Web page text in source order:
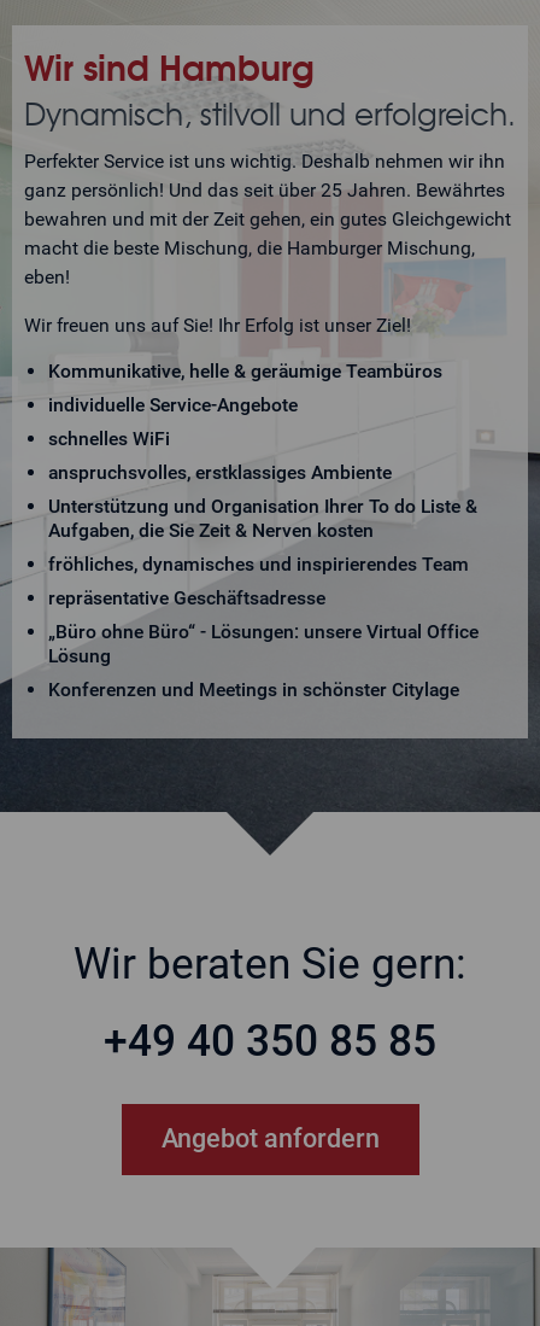
Wir sind Hamburg
Dynamisch, stilvoll und erfolgreich.
Perfekter Service ist uns wichtig. Deshalb nehmen wir ihn
ganz persönlich! Und das seit über 25 Jahren. Bewährtes
bewahren und mit der Zeit gehen, ein gutes Gleichgewicht
macht die beste Mischung, die Hamburger Mischung,
eben!
Wir freuen uns auf Sie! Ihr Erfolg ist unser Ziel!
Kommunikative, helle & geräumige Teambüros
individuelle Service-Angebote
schnelles WiFi
anspruchsvolles, erstklassiges Ambiente
Unterstützung und Organisation Ihrer To do Liste &
Aufgaben, die Sie Zeit & Nerven kosten
fröhliches, dynamisches und inspirierendes Team
repräsentative Geschäftsadresse
„Büro ohne Büro“ - Lösungen: unsere Virtual Office
Lösung
Konferenzen und Meetings in schönster Citylage
Wir beraten Sie gern:
+49 40 350 85 85
Angebot anfordern